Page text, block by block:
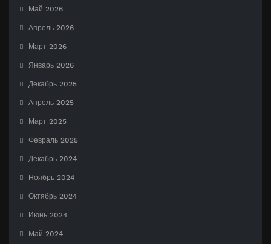
Май 2026
Апрель 2026
Март 2026
Январь 2026
Декабрь 2025
Апрель 2025
Март 2025
Февраль 2025
Декабрь 2024
Ноябрь 2024
Октябрь 2024
Июнь 2024
Май 2024